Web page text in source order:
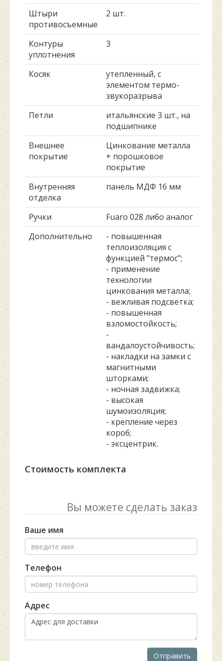
Штыри
противосъемные
2 шт.
Контуры
уплотнения
3
Косяк
утепленный, с
элементом термо-
звукоразрыва
Петли
итальянские 3 шт., на
подшипнике
Внешнее
покрытие
Цинкование металла
+ порошковое
покрытие
Внутренняя
отделка
панель МДФ 16 мм
Ручки
Fuaro 028 либо аналог
Дополнительно
- повышенная
теплоизоляция с
функцией "термос";
- применение
технологии
цинкования металла;
- вежливая подсветка;
- повышенная
взломостойкость;
-
вандалоустойчивость;
- накладки на замки с
магнитными
шторками;
- ночная задвижка;
- высокая
шумоизоляция;
- крепление через
короб;
- эксцентрик.
Стоимость комплекта
Вы можете сделать заказ
Ваше имя
Телефон
Адрес
Отправить